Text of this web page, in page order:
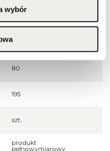
wybór
90
80
195
szt.
produkt
pełnowymiarowy